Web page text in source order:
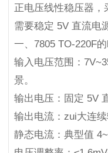
正电压线性稳压器，
需要稳定 5V 直流电
一、7805 TO-220F
输入电压范围：
景。
输出电压：固定 5V
输出电流：zui大连续
静态电流：典型值